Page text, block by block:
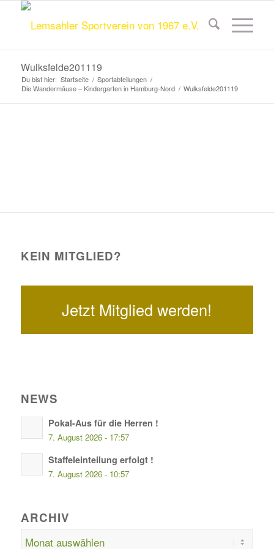
Wulksfelde201119
Du bist hier: Startseite / Sportabteilungen /
Die Wandermäuse – Kindergarten in Hamburg-Nord / Wulksfelde201119
KEIN MITGLIED?
Jetzt Mitglied werden!
NEWS
Pokal-Aus für die Herren !
7. August 2026 - 17:57
Staffeleinteilung erfolgt !
7. August 2026 - 10:57
ARCHIV